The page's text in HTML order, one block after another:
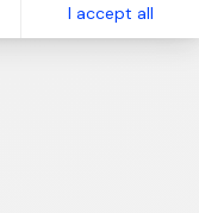
I accept all